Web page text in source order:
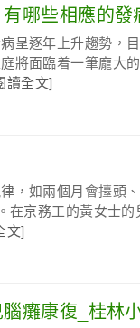
哪些相應的發
呈逐年上升趨勢，
將面臨着一筆龐大
讀全文]
，如兩個月會擡頭
在京務工的黃女士
文]
癱康復_桂林